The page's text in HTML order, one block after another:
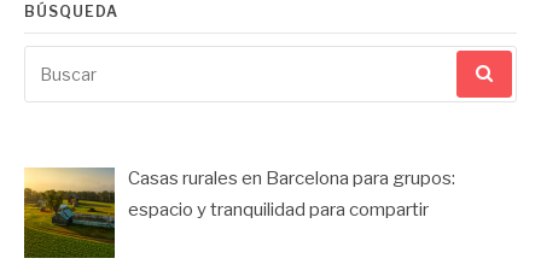
BÚSQUEDA
por:
Casas rurales en Barcelona para grupos:
espacio y tranquilidad para compartir